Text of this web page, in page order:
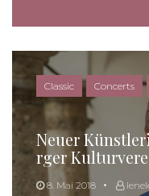
Classic Concerts
Neuer
rger
8. Mai 2018